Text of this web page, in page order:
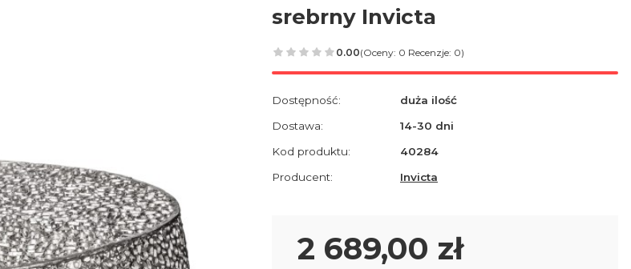
srebrny Invicta
0.00(Oceny: 0 Recenzje: 0)
Dostępność:
duża ilość
Dostawa:
14-30 dni
Kod produktu:
40284
Producent:
Invicta
Cena
2 689,00 zł